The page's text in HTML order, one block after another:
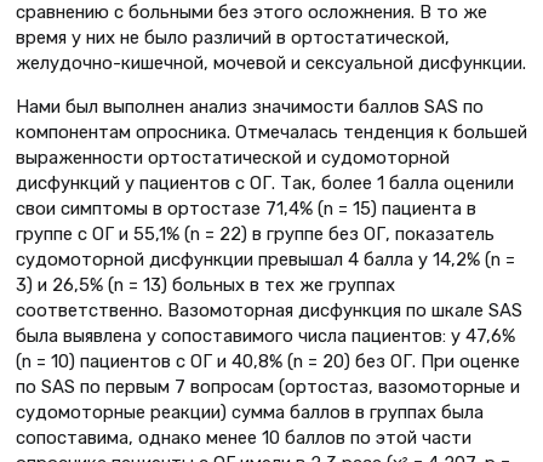
сравнению с больными без этого осложнения. В то же
время у них не было различий в ортостатической,
желудочно-кишечной, мочевой и сексуальной дисфункции.
Нами был выполнен анализ значимости баллов SAS по
компонентам опросника. Отмечалась тенденция к большей
выраженности ортостатической и судомоторной
дисфункций у пациентов с ОГ. Так, более 1 балла оценили
свои симптомы в ортостазе 71,4% (n = 15) пациента в
группе с ОГ и 55,1% (n = 22) в группе без ОГ, показатель
судомоторной дисфункции превышал 4 балла у 14,2% (n =
3) и 26,5% (n = 13) больных в тех же группах
соответственно. Вазомоторная дисфункция по шкале SAS
была выявлена у сопоставимого числа пациентов: у 47,6%
(n = 10) пациентов с ОГ и 40,8% (n = 20) без ОГ. При оценке
по SAS по первым 7 вопросам (ортостаз, вазомоторные и
судомоторные реакции) сумма баллов в группах была
сопоставима, однако менее 10 баллов по этой части